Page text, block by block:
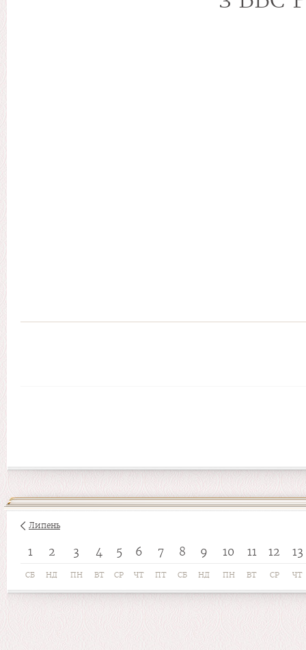
Липень
1 2 3 4 5 6 7 8 9 10 11 12 13
СБ НД ПН ВТ СР ЧТ ПТ СБ НД ПН ВТ СР ЧТ